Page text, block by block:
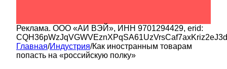
Реклама. ООО «АИ ВЭЙ», ИНН 9701294429, erid:
Главная/Индустрия/Как иностранным товарам
попасть на «российскую полку»